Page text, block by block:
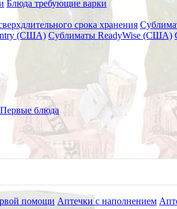
Блюда требующие варки
срока хранения
(США) Сублиматы ReadyWise (США)
Первые блюда
помощи Аптечки с наполнением
Gauze Z-fold 7,5*370 см
MEDCLOT